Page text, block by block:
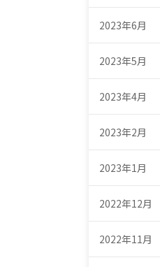
2023年6月
2023年5月
2023年4月
2023年2月
2023年1月
2022年12月
2022年11月